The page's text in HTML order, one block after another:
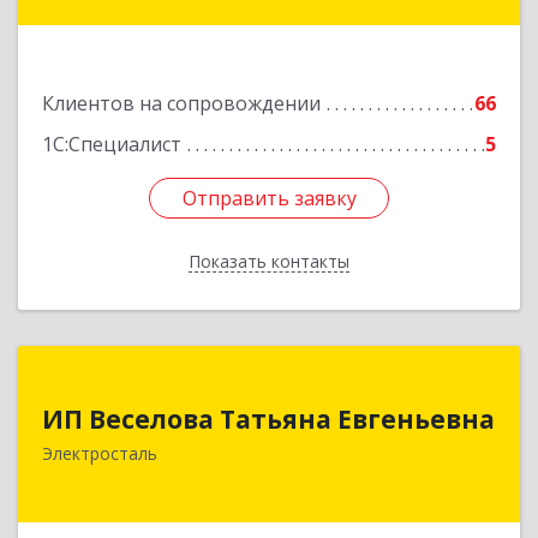
Клиентов на сопровождении
66
1С:Специалист
5
Отправить заявку
Показать контакты
Подробнее
Отправить заявку
Назад
ИП Веселова Татьяна Евгеньевна
Электросталь
Подробнее